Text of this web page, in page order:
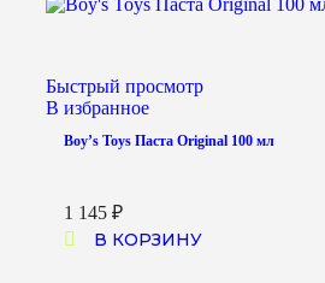
Быстрый просмотр
В избранное
Boy’s Toys Паста Original 100 мл
1 145 ₽
В КОРЗИНУ